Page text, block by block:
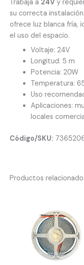
Trabaja a 24V y
su correcta
ofrece luz blanca fría,
el uso del espacio.
Voltaje: 24V
Longitud: 5 m
Potencia: 20W
Temperatura:
Uso
Aplicaciones:
locales
Código/SKU:
Productos